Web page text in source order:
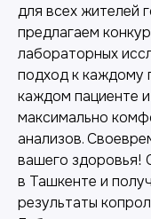
для всех жителей
предлагаем
лабораторных
подход к каждому
каждом пациенте
максимально
анализов.
вашего здоровья!
в Ташкенте и
результаты
Лабораторная
Точные анализы для
выявления